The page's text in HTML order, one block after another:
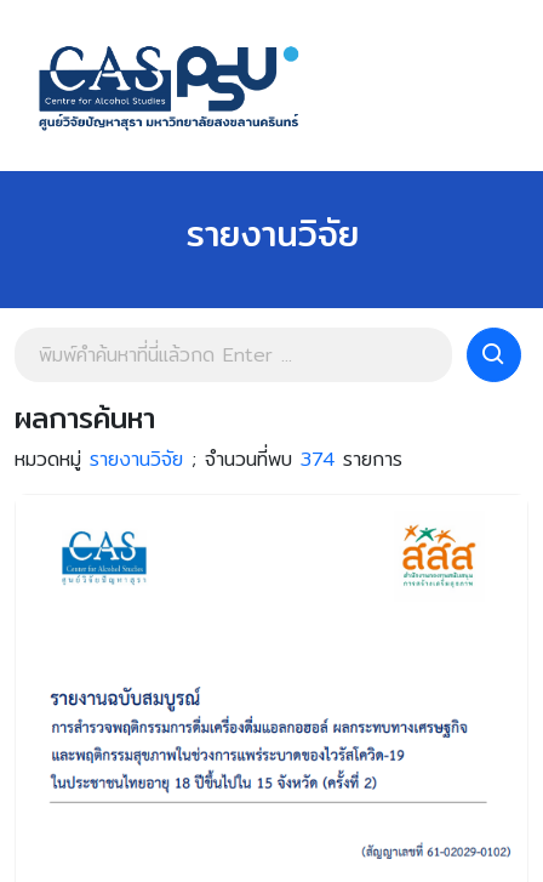
รายงานวิจัย
ผลการค้นหา
หมวดหมู่ รายงานวิจัย ; จำนวนที่พบ 374 รายการ